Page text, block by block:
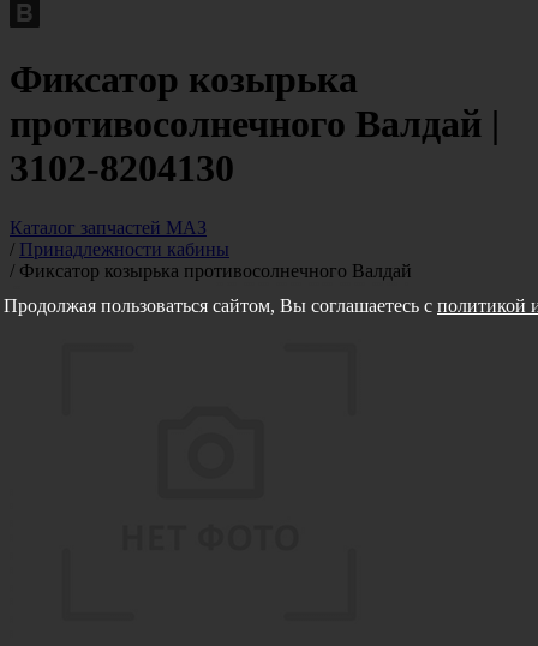
Фиксатор козырька
противосолнечного Валдай |
3102-8204130
Каталог запчастей МАЗ
/ Принадлежности кабины
/ Фиксатор козырька противосолнечного Валдай
Продолжая пользоваться сайтом, Вы соглашаетесь с политикой